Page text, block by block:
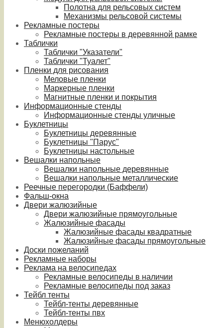
Полотна для рельсовых систем
Механизмы рельсовой системы
Рекламные постеры
Рекламные постеры в деревянной рамке
Таблички
Таблички "Указатели"
Таблички "Туалет"
Пленки для рисования
Меловые пленки
Маркерные пленки
Магнитные пленки и покрытия
Информационные стенды
Информационные стенды уличные
Буклетницы
Буклетницы деревянные
Буклетницы "Парус"
Буклетницы настольные
Вешалки напольные
Вешалки напольные деревянные
Вешалки напольные металлические
Реечные перегородки (Баффели)
Фальш-окна
Двери жалюзийные
Двери жалюзийные прямоугольные
Жалюзийные фасады
Жалюзийные фасады квадратные
Жалюзийные фасады прямоугольные
Доски пожеланий
Рекламные наборы
Реклама на велосипедах
Рекламные велосипеды в наличии
Рекламные велосипеды под заказ
Тейбл тенты
Тейбл-тенты деревянные
Тейбл-тенты пвх
Менюхолдеры